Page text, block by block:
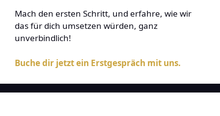
Mach den ersten Schritt, und erfahre, wie wir
das für dich umsetzen würden, ganz
unverbindlich!
Buche dir jetzt ein Erstgespräch mit uns.